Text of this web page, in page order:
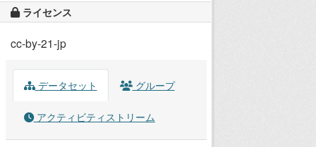
ライセンス
cc-by-21-jp
データセット グループ
アクティビティストリーム